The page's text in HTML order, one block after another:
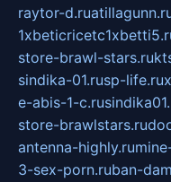
raytor-d.ru
store-brawl-stars.ru
sindika-01.rusp-life.ru
e-abis-1-c.ru
store-brawlstars.ru
antenna-highly.ru
3-sex-porn.ruban-